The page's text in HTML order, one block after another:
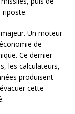
riposte.
Un moteur
de
Ce dernier
les calculateurs,
produisent
cette